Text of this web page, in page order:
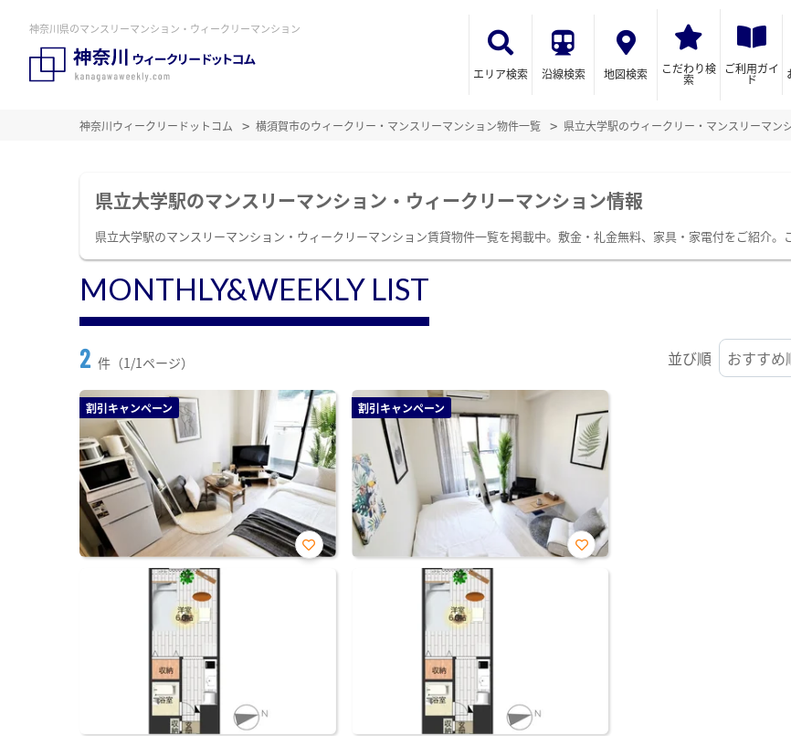
神奈川県のマンスリーマンション・ウィークリーマンション
エリア検索 沿線検索 地図検索 こだわり検
索
ご利用ガイ
ド
神奈川ウィークリードットコム 横須賀市のウィークリー・マンスリーマンション物件一覧 県立大学駅のウィークリー・マンスリーマン
県立大学駅のマンスリーマンション・ウィークリーマンション情報
県立大学駅のマンスリーマンション・ウィークリーマンション賃貸物件一覧を掲載中。敷金・礼金無料、家具・家電付をご紹介。
MONTHLY&WEEKLY LIST
2 件（1/1ページ） 並び順
割引キャンペーン
お気
割引キャンペーン
お気